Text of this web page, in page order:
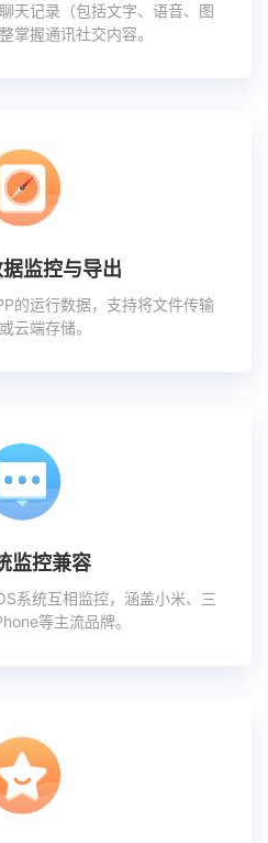
天记录（包括文字、语音、图
掌握通讯社交内容。
监控与导出
的运行数据，支持将文件传输
云端存储。
监控兼容
系统互相监控，涵盖小米、三
等主流品牌。